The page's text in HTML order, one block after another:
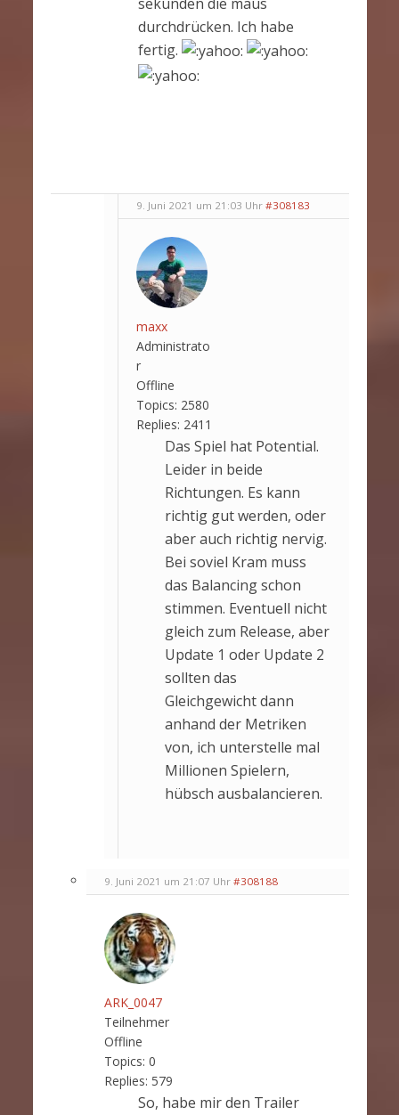
durchdrücken. Ich habe
fertig.
9. Juni 2021 um 21:03 Uhr #308183
maxx
Administrato
r
Offline
Topics: 2580
Replies: 2411
Das Spiel hat Potential.
Leider in beide
Richtungen. Es kann
richtig gut werden, oder
aber auch richtig nervig.
Bei soviel Kram muss
das Balancing schon
stimmen. Eventuell nicht
gleich zum Release, aber
Update 1 oder Update 2
sollten das
Gleichgewicht dann
anhand der Metriken
von, ich unterstelle mal
Millionen Spielern,
hübsch ausbalancieren.
9. Juni 2021 um 21:07 Uhr #308188
ARK_0047
Teilnehmer
Offline
Topics: 0
Replies: 579
So, habe mir den Trailer